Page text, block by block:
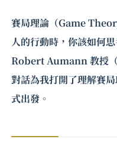
賽局理論（Game
人的行動時，你該如何
Robert Aumann教授
對話為我打開了理解賽
式出發。